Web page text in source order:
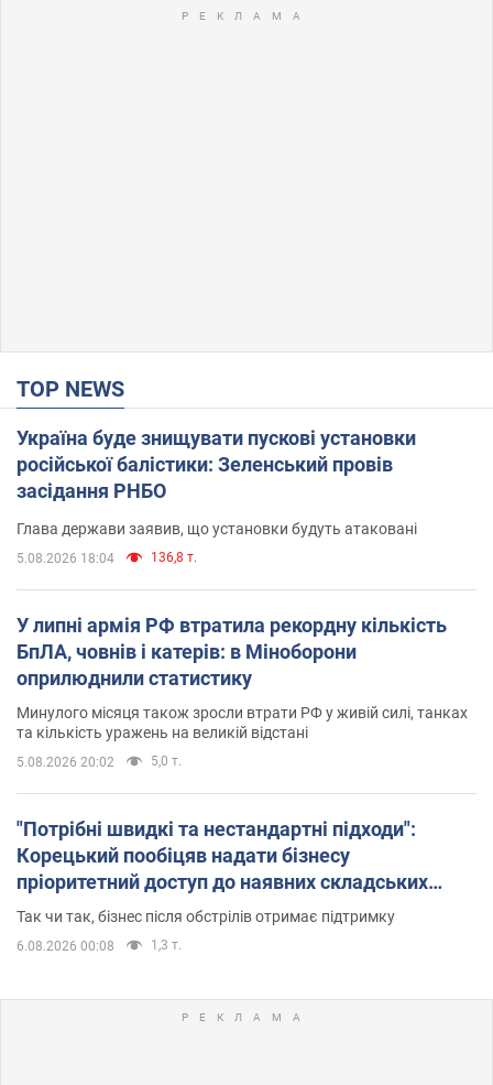
TOP NEWS
Україна буде знищувати пускові установки
російської балістики: Зеленський провів
засідання РНБО
Глава держави заявив, що установки будуть атаковані
5.08.2026 18:04 136,8 т.
У липні армія РФ втратила рекордну кількість
БпЛА, човнів і катерів: в Міноборони
оприлюднили статистику
Минулого місяця також зросли втрати РФ у живій силі, танках
та кількість уражень на великій відстані
5.08.2026 20:02 5,0 т.
"Потрібні швидкі та нестандартні підходи":
Корецький пообіцяв надати бізнесу
пріоритетний доступ до наявних складських
приміщень
Так чи так, бізнес після обстрілів отримає підтримку
6.08.2026 00:08 1,3 т.